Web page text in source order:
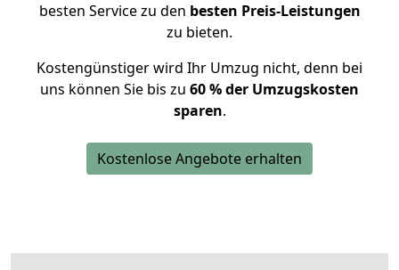
besten Service zu den besten Preis-Leistungen
zu bieten.
Kostengünstiger wird Ihr Umzug nicht, denn bei
uns können Sie bis zu 60 % der Umzugskosten
sparen.
Kostenlose Angebote erhalten